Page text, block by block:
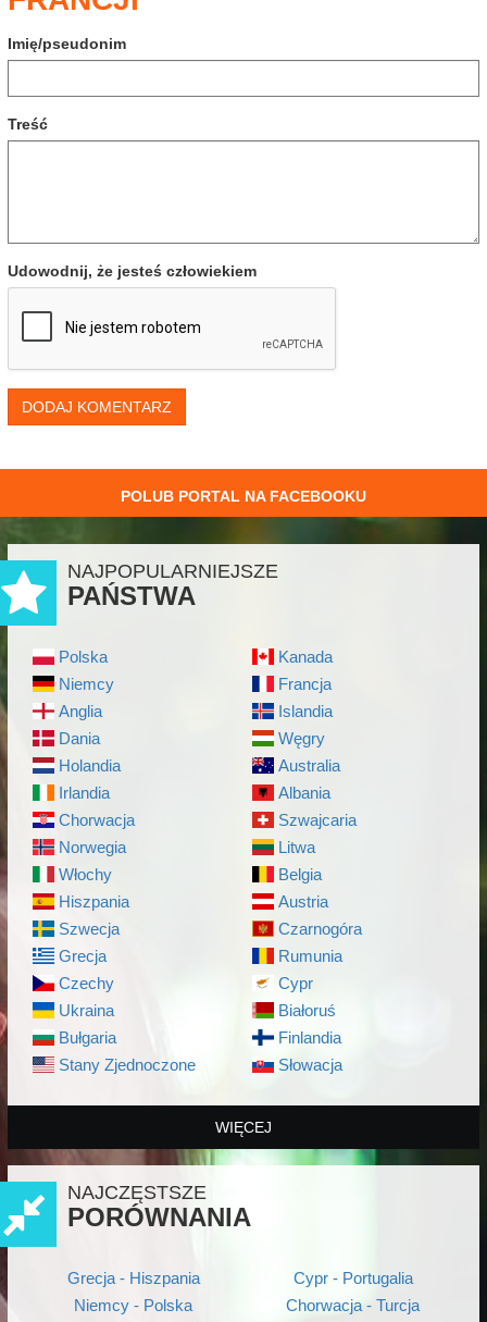
Imię/pseudonim
Treść
Udowodnij, że jesteś człowiekiem
DODAJ KOMENTARZ
POLUB PORTAL NA FACEBOOKU
NAJPOPULARNIEJSZE
PAŃSTWA
Polska
Niemcy
Anglia
Dania
Holandia
Irlandia
Chorwacja
Norwegia
Włochy
Hiszpania
Szwecja
Grecja
Czechy
Ukraina
Bułgaria
Stany Zjednoczone
Kanada
Francja
Islandia
Węgry
Australia
Albania
Szwajcaria
Litwa
Belgia
Austria
Czarnogóra
Rumunia
Cypr
Białoruś
Finlandia
Słowacja
WIĘCEJ
NAJCZĘSTSZE
PORÓWNANIA
Grecja - Hiszpania
Niemcy - Polska
Cypr - Portugalia
Chorwacja - Turcja